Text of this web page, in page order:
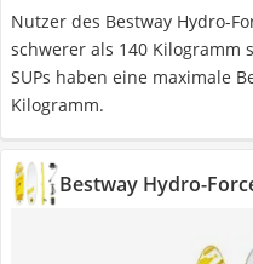
Nutzer des Bestway Hydro-
schwerer als 140 Kilogramm
SUPs haben eine maximale
Kilogramm.
Bestway Hydro-